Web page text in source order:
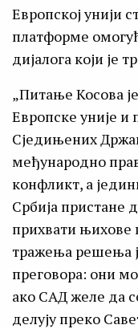
Европској унији
платформе
дијалога који је
„Питање Косова
Европске уније
Сједињених
међународно
конфликт, а
Србија пристане
прихвати
тражења решења
преговора: они
ако САД желе да
делују преко